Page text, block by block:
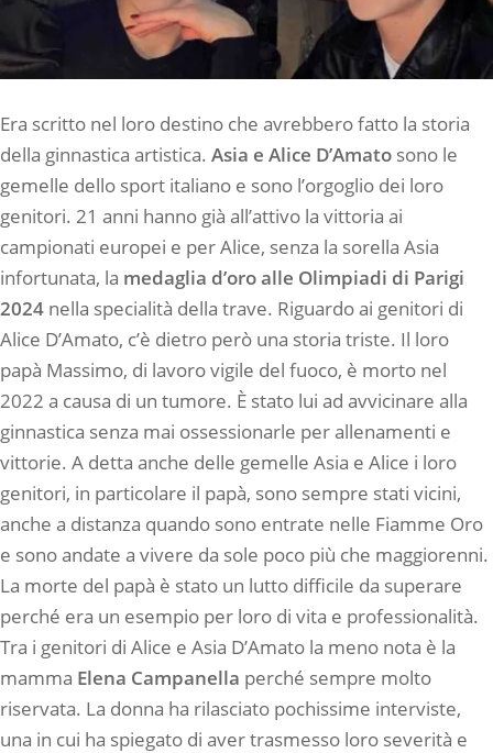
Era scritto nel loro destino che avrebbero fatto la storia
della ginnastica artistica. Asia e Alice D’Amato sono le
gemelle dello sport italiano e sono l’orgoglio dei loro
genitori. 21 anni hanno già all’attivo la vittoria ai
campionati europei e per Alice, senza la sorella Asia
infortunata, la medaglia d’oro alle Olimpiadi di Parigi
2024 nella specialità della trave. Riguardo ai genitori di
Alice D’Amato, c’è dietro però una storia triste. Il loro
papà Massimo, di lavoro vigile del fuoco, è morto nel
2022 a causa di un tumore. È stato lui ad avvicinare alla
ginnastica senza mai ossessionarle per allenamenti e
vittorie. A detta anche delle gemelle Asia e Alice i loro
genitori, in particolare il papà, sono sempre stati vicini,
anche a distanza quando sono entrate nelle Fiamme Oro
e sono andate a vivere da sole poco più che maggiorenni.
La morte del papà è stato un lutto difficile da superare
perché era un esempio per loro di vita e professionalità.
Tra i genitori di Alice e Asia D’Amato la meno nota è la
mamma Elena Campanella perché sempre molto
riservata. La donna ha rilasciato pochissime interviste,
una in cui ha spiegato di aver trasmesso loro severità e